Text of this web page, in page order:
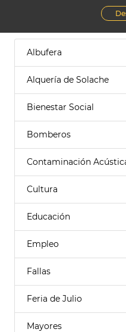
Albufera
Alquería de Solache
Bienestar Social
Bomberos
Contaminación
Cultura
Educación
Empleo
Fallas
Feria de Julio
Mayores